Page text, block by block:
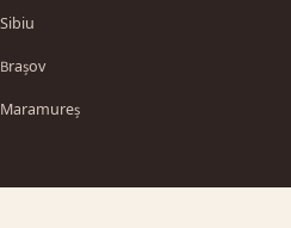
Sibiu
Brașov
Maramureș